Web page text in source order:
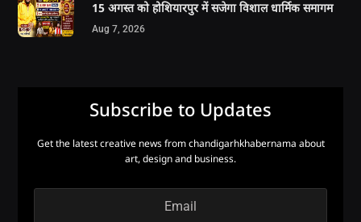
15 अगस्त को होशियारपुर में सजेगा विशाल धार्मिक समागम
Aug 7, 2026
Subscribe to Updates
Get the latest creative news from chandigarhkhabernama about
art, design and business.